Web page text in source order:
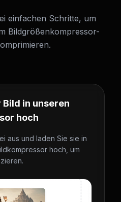
einfachen Schritte, um
Bildgrößenkompressor-
Bild in unseren
hoch
aus und laden Sie sie in
hoch, um